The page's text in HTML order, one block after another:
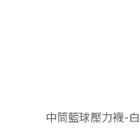
中筒籃球壓力襪-白